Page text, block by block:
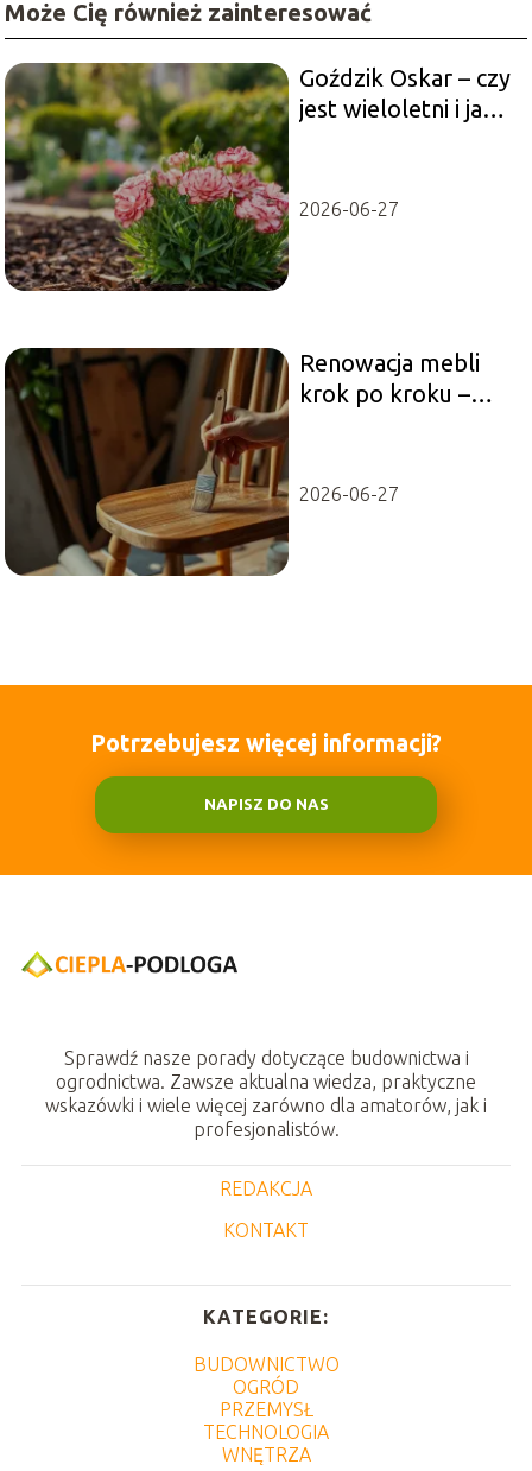
Może Cię również zainteresować
Goździk Oskar – czy
jest wieloletni i jak
2026-06-27
Renowacja mebli
krok po kroku –
2026-06-27
Potrzebujesz więcej informacji?
NAPISZ DO NAS
Sprawdź nasze porady dotyczące budownictwa i
ogrodnictwa. Zawsze aktualna wiedza, praktyczne
wskazówki i wiele więcej zarówno dla amatorów, jak i
profesjonalistów.
REDAKCJA
KONTAKT
KATEGORIE:
BUDOWNICTWO
OGRÓD
PRZEMYSŁ
TECHNOLOGIA
WNĘTRZA